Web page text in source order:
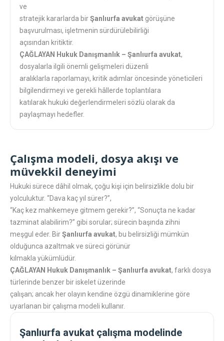
ve
stratejik kararlarda birŞanlıurfa avukat görüşüne
başvurulması, işletmenin sürdürülebilirliği
açısından kritiktir.
ÇAĞLAYAN Hukuk Danışmanlık – Şanlıurfa avukat,
dosyalarla ilgili önemli gelişmeleri düzenli
aralıklarla raporlamayı, kritik adımlar öncesinde yöneticileri
bilgilendirmeyi ve gerekli hâllerde toplantılara
katılarak hukuki değerlendirmeleri sözlü olarak da
paylaşmayı hedefler.
Çalışma modeli, dosya akışı ve
müvekkil deneyimi
Hukuki sürece dâhil olmak, çoğu kişi için belirsizlikle dolu bir
yolculuktur. “Dava kaç yıl sürer?”,
“Kaç kez mahkemeye gitmem gerekir?”, “Sonuçta ne kadar
tazminat alabilirim?” gibi sorular; sürecin başında zihni
meşgul eder. BirŞanlıurfa avukat, bu belirsizliği mümkün
olduğunca azaltmak ve süreci görünür
kılmakla yükümlüdür.
ÇAĞLAYAN Hukuk Danışmanlık – Şanlıurfa avukat, farklı dosya
türlerinde benzer bir iskelet üzerinde
çalışan; ancak her olayın kendine özgü dinamiklerine göre
uyarlanan bir çalışma modeli kullanır.
Şanlıurfa avukat çalışma modelinde